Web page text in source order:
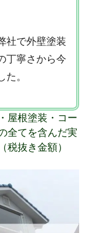
社で外壁塗装
丁寧さから今
。
屋根塗装・コー
全てを含んだ実
税抜き金額）